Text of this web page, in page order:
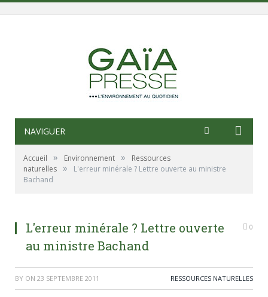
NAVIGUER
Accueil » Environnement »
Ressources
naturelles »
L'erreur minérale ? Lettre ouverte au ministre
Bachand
L'erreur minérale ? Lettre ouverte
au ministre Bachand
0
BY ON 23 SEPTEMBRE 2011 RESSOURCES NATURELLES